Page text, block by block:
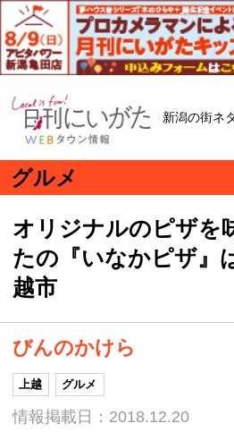
新潟の街ネ
グルメ
オリジナルのピザを
たの『いなかピザ』
越市
びんのかけら
上越 グルメ
情報掲載日：2018.12.20